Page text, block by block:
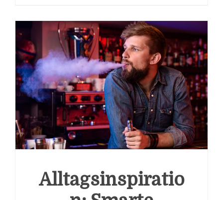
Alltagsinspiratio